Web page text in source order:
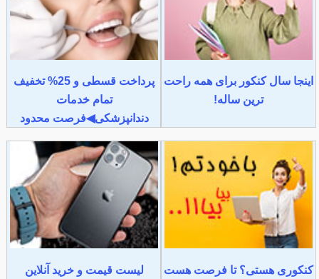
اینجا سال کنکور برای همه راحت
ترین ساله!
پرداخت قسطی و 25% تخفیف
تمام خدمات
دندانپزشکی◀فرصت محدود
کنکوری هستی؟ تا فرصت هست
لیست قیمت و خرید آنلاین